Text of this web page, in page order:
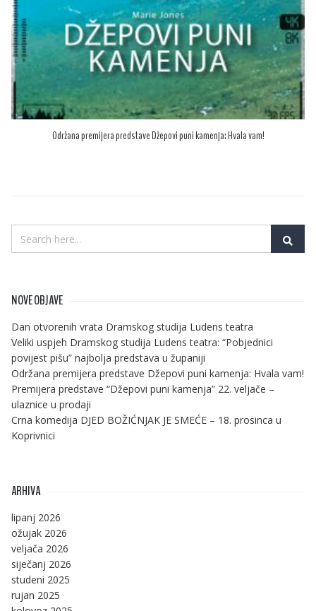
Održana premijera predstave Džepovi puni kamenja: Hvala vam!
NOVE OBJAVE
Dan otvorenih vrata Dramskog studija Ludens teatra
Veliki uspjeh Dramskog studija Ludens teatra: “Pobjednici
povijest pišu” najbolja predstava u županiji
Održana premijera predstave Džepovi puni kamenja: Hvala vam!
Premijera predstave “Džepovi puni kamenja” 22. veljače –
ulaznice u prodaji
Crna komedija DJED BOŽIĆNJAK JE SMEĆE – 18. prosinca u
Koprivnici
ARHIVA
lipanj 2026
ožujak 2026
veljača 2026
siječanj 2026
studeni 2025
rujan 2025